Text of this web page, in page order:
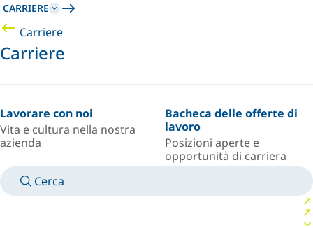
CARRIERE
Carriere
Carriere
Lavorare con noi
Vita e cultura nella nostra
azienda
Bacheca delle offerte di
lavoro
Posizioni aperte e
opportunità di carriera
Cerca